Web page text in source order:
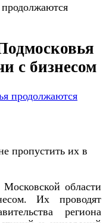
с бизнесом
пропустить их в
области
Их проводят
региона